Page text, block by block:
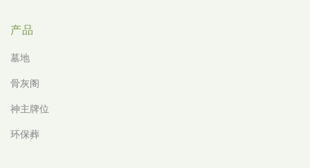
产品
墓地
骨灰阁
神主牌位
环保葬